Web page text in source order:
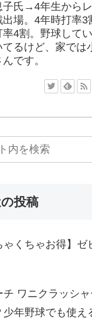
子氏→4年生から
出場。4年時打率3
率4割。野球して
てるけど、家では
んです。
投稿
ゃくちゃお得】
チ ワニクラッシ
少年野球でも使え